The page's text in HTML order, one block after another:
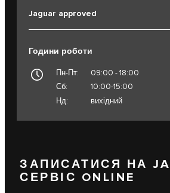
Jaguar approved
Години роботи
Пн-Пт:
09:00 - 18:00
Сб:
10:00-15:00
Нд:
вихідний
ЗАПИСАТИСЯ НА
СЕРВІС ONLINE